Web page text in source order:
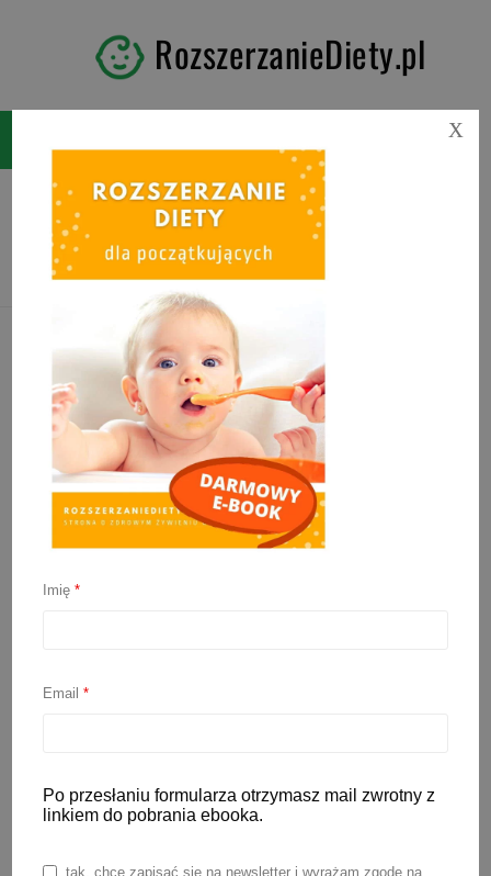
RozszerzanieDiety.pl
Tag:bułki bananowe
Bułeczki bananowe
drożdżowe bez cukru, czy innych
słodzideł. Takie bułeczki bananowe
Imię*
Email*
Po przesłaniu formularza otrzymasz mail zwrotny z
linkiem do pobrania ebooka.
tak, chcę zapisać się na newsletter i wyrażam zgodę na
X